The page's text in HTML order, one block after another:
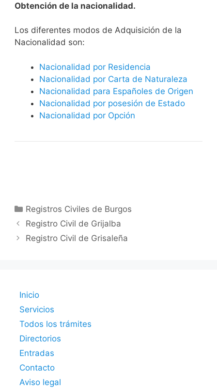
Obtención de la nacionalidad.
​​​Los diferentes modos de Adquisición de la
Nacionalidad son:
Nacionalidad por Residencia
Nacionalidad por Carta de Naturaleza
Nacionalidad para Españoles de Origen
Nacionalidad por posesión de Estado
Nacionalidad por Opción
Categorías
Registros Civiles de Burgos
Registro Civil de Grijalba
Registro Civil de Grisaleña
Inicio
Servicios
Todos los trámites
Directorios
Entradas
Contacto
Aviso legal